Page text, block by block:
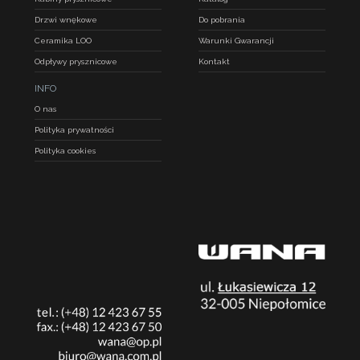
Drzwi wnękowe
Ceramika LOO
Odpływy prysznicowe
Do pobrania
Warunki Gwarancji
Kontakt
INFO
O nas
Polityka prywatności
Polityka cookies